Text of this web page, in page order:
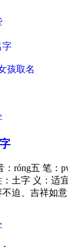
字
孩取名
róng五 笔：
土字 义：适
迫、吉祥如